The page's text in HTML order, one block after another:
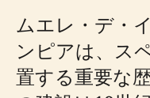
ムエレ・デ・
ンピアは、ス
置する重要な